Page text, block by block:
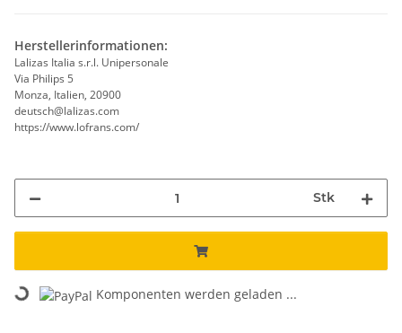
Herstellerinformationen:
Lalizas Italia s.r.l. Unipersonale
Via Philips 5
Monza, Italien, 20900
deutsch@lalizas.com
https://www.lofrans.com/
Stk
Loading... Komponenten werden geladen ...